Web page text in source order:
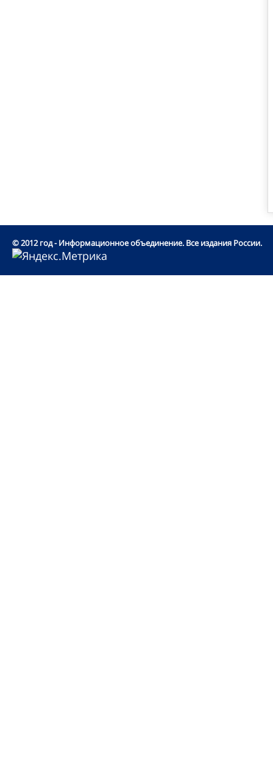
© 2012 год - Информационное объединение. Все издания России.